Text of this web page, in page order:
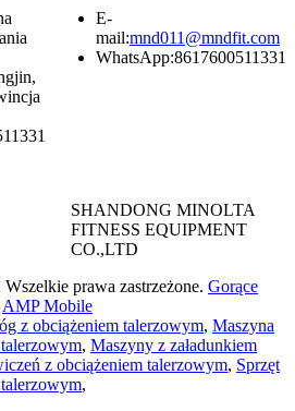
E-
mail:mnd011@mndfit.com
WhatsApp:8617600511331
SHANDONG MINOLTA
FITNESS EQUIPMENT
CO.,LTD
prawa zastrzeżone. Gorące
AMP Mobile
z obciążeniem talerzowym, Maszyna
, Maszyny z załadunkiem
z obciążeniem talerzowym, Sprzęt
,